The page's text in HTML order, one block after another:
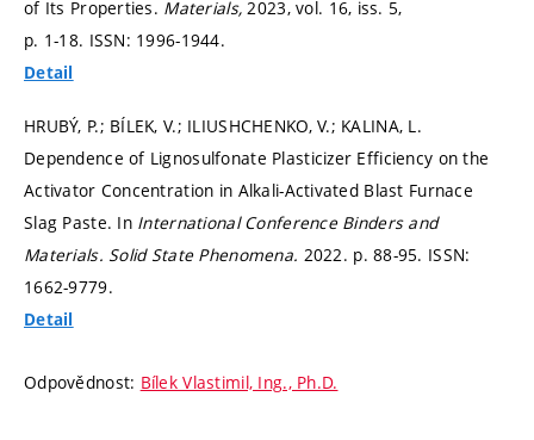
of Its Properties. Materials, 2023, vol. 16, iss. 5,
p. 1-18. ISSN: 1996-1944.
Detail
HRUBÝ, P.; BÍLEK, V.; ILIUSHCHENKO, V.; KALINA, L.
Dependence of Lignosulfonate Plasticizer Efficiency on the
Activator Concentration in Alkali-Activated Blast Furnace
Slag Paste. In International Conference Binders and
Materials. Solid State Phenomena. 2022. p. 88-95. ISSN:
1662-9779.
Detail
Odpovědnost: Bílek Vlastimil, Ing., Ph.D.